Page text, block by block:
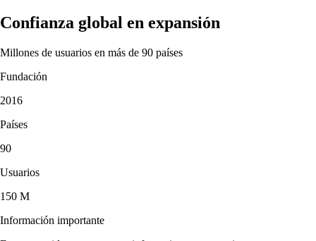
Confianza global en expansión
Millones de usuarios en más de 90 países
Fundación
2016
Países
90
Usuarios
150 M
Información importante